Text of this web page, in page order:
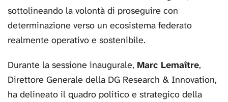
sottolineando la volontà di proseguire con
determinazione verso un ecosistema federato
realmente operativo e sostenibile.
Durante la sessione inaugurale, Marc Lemaître,
Direttore Generale della DG Research & Innovation,
ha delineato il quadro politico e strategico della